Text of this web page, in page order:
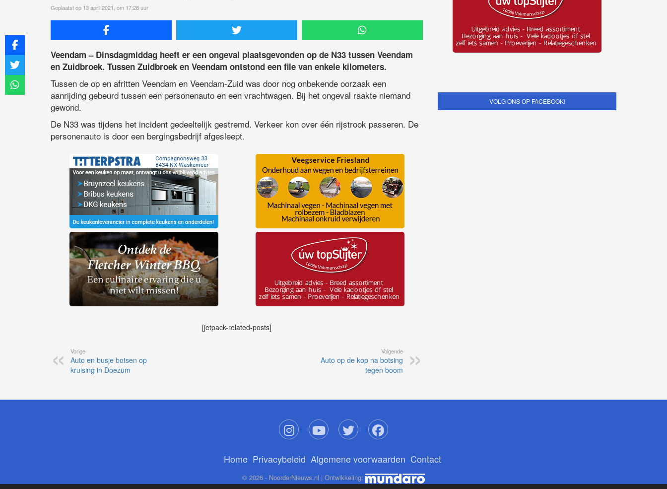
Geplaatst op 13 april 2021, om 17:28 uur
Veendam – Dinsdagmiddag heeft er een ongeval plaatsgevonden op de N33 tussen Veendam
en Zuidbroek. Tussen Zuidbroek en Veendam ontstond een file van enkele kilometers.
Tussen de op en afritten Veendam en Veendam-Zuid was door nog onbekende oorzaak een
aanrijding gebeurd tussen een personenauto en een vrachtwagen. Bij het ongeval raakte niemand
gewond.
De N33 was tijdens het incident gedeeltelijk gestremd. Verkeer kon over één rijstrook passeren. De
personenauto is door een bergingsbedrijf afgesleept.
[jetpack-related-posts]
Vorige
Auto en busje botsen op
kruising in Doezum
Volgende
Auto op de kop na botsing
tegen boom
VOLG ONS OP FACEBOOK!
Home Privacybeleid Algemene voorwaarden Contact
© 2026 - NoorderNieuws.nl | Ontwikkeling: